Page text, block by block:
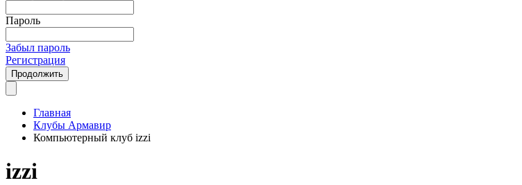
Пароль
Забыл пароль
Регистрация
Продолжить
Главная
Клубы Армавир
Компьютерный клуб izzi
izzi